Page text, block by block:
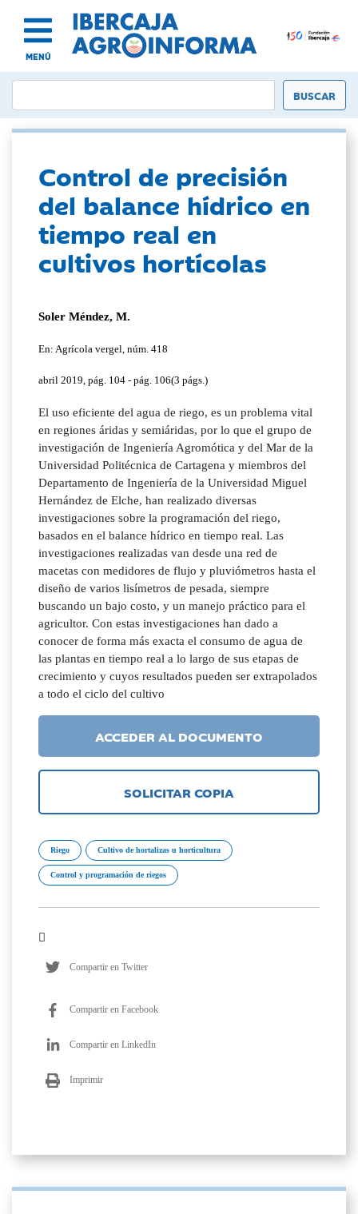
MENÚ
Control de precisión
del balance hídrico en
tiempo real en
cultivos hortícolas
Soler Méndez, M.
En: Agrícola vergel, núm. 418
abril 2019, pág. 104 - pág. 106(3 págs.)
El uso eficiente del agua de riego, es un problema vital
en regiones áridas y semiáridas, por lo que el grupo de
investigación de Ingeniería Agromótica y del Mar de la
Universidad Politécnica de Cartagena y miembros del
Departamento de Ingeniería de la Universidad Miguel
Hernández de Elche, han realizado diversas
investigaciones sobre la programación del riego,
basados en el balance hídrico en tiempo real. Las
investigaciones realizadas van desde una red de
macetas con medidores de flujo y pluviómetros hasta el
diseño de varios lisímetros de pesada, siempre
buscando un bajo costo, y un manejo práctico para el
agricultor. Con estas investigaciones han dado a
conocer de forma más exacta el consumo de agua de
las plantas en tiempo real a lo largo de sus etapas de
crecimiento y cuyos resultados pueden ser extrapolados
a todo el ciclo del cultivo
ACCEDER AL DOCUMENTO
SOLICITAR COPIA
Riego Cultivo de hortalizas u horticultura
Control y programación de riegos
Compartir en Twitter
Compartir en Facebook
Compartir en LinkedIn
Imprimir